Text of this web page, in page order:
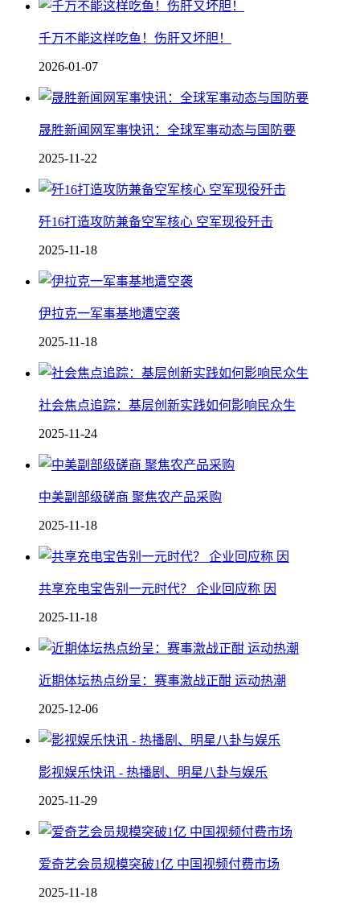
千万不能这样吃鱼！伤肝又坏胆！
2026-01-07
晟胜新闻网军事快讯：全球军事动态与国防要
2025-11-22
歼16打造攻防兼备空军核心 空军现役歼击
2025-11-18
伊拉克一军事基地遭空袭
2025-11-18
社会焦点追踪：基层创新实践如何影响民众生
2025-11-24
中美副部级磋商 聚焦农产品采购
2025-11-18
共享充电宝告别一元时代？ 企业回应称 因
2025-11-18
近期体坛热点纷呈：赛事激战正酣 运动热潮
2025-12-06
影视娱乐快讯 - 热播剧、明星八卦与娱乐
2025-11-29
爱奇艺会员规模突破1亿 中国视频付费市场
2025-11-18